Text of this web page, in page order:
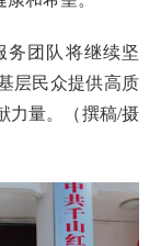
务团队将继续坚
层民众提供高质
力量。（撰稿/摄